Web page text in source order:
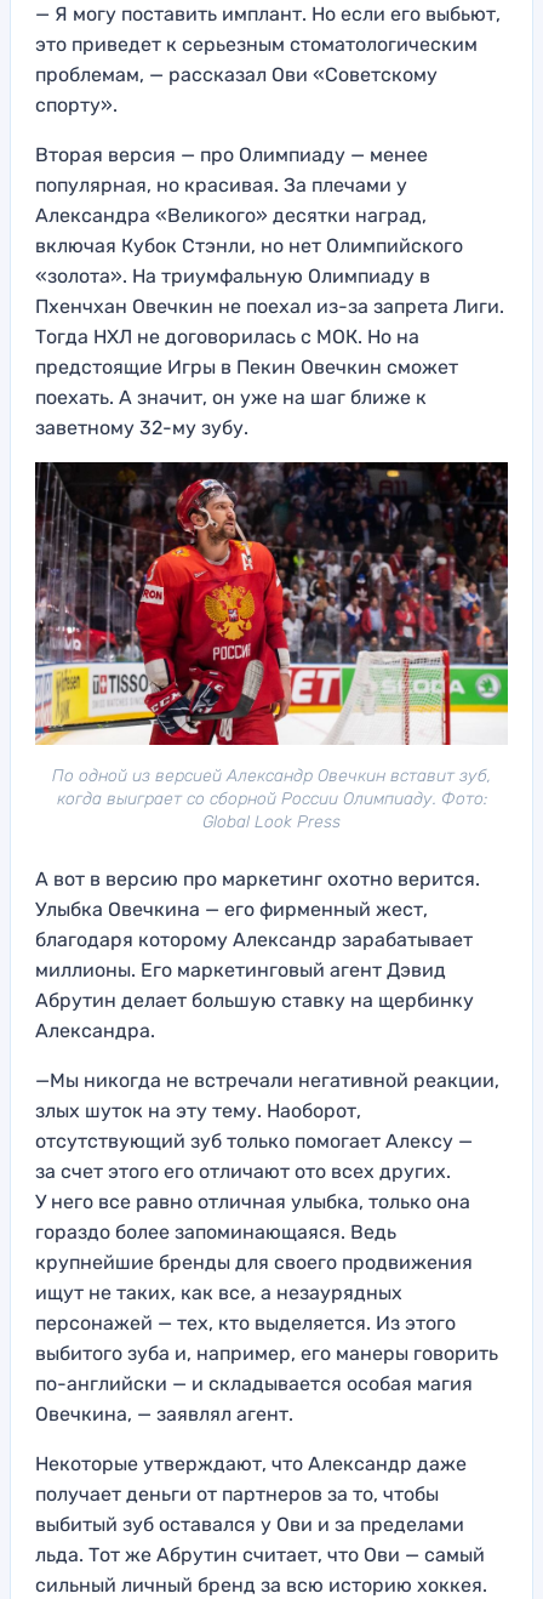
— Я могу поставить имплант. Но если его выбьют,
это приведет к серьезным стоматологическим
проблемам, — рассказал Ови «Советскому
спорту».
Вторая версия — про Олимпиаду — менее
популярная, но красивая. За плечами у
Александра «Великого» десятки наград,
включая Кубок Стэнли, но нет Олимпийского
«золота». На триумфальную Олимпиаду в
Пхенчхан Овечкин не поехал из-за запрета Лиги.
Тогда НХЛ не договорилась с МОК. Но на
предстоящие Игры в Пекин Овечкин сможет
поехать. А значит, он уже на шаг ближе к
заветному 32-му зубу.
По одной из версией Александр Овечкин вставит зуб,
когда выиграет со сборной России Олимпиаду. Фото:
Global Look Press
А вот в версию про маркетинг охотно верится.
Улыбка Овечкина — его фирменный жест,
благодаря которому Александр зарабатывает
миллионы. Его маркетинговый агент Дэвид
Абрутин делает большую ставку на щербинку
Александра.
—Мы никогда не встречали негативной реакции,
злых шуток на эту тему. Наоборот,
отсутствующий зуб только помогает Алексу —
за счет этого его отличают ото всех других.
У него все равно отличная улыбка, только она
гораздо более запоминающаяся. Ведь
крупнейшие бренды для своего продвижения
ищут не таких, как все, а незаурядных
персонажей — тех, кто выделяется. Из этого
выбитого зуба и, например, его манеры говорить
по-английски — и складывается особая магия
Овечкина, — заявлял агент.
Некоторые утверждают, что Александр даже
получает деньги от партнеров за то, чтобы
выбитый зуб оставался у Ови и за пределами
льда. Тот же Абрутин считает, что Ови — самый
сильный личный бренд за всю историю хоккея.